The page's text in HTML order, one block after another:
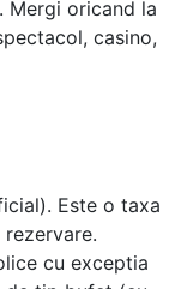
Mergi oricand la
casino,
Este o taxa
cu exceptia